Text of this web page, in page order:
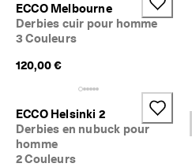
ECCO Melbourne
Derbies cuir pour homme
3 Couleurs
120,00 €
ECCO Helsinki 2
Derbies en nubuck pour
homme
2 Couleurs